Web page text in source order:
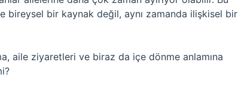
bireysel bir kaynak değil, aynı zamanda ilişkisel bir
aile ziyaretleri ve biraz da içe dönme anlamına